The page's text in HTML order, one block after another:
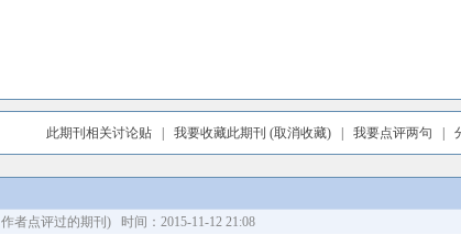
此期刊相关讨论贴| 我要收藏此期刊 (取消收藏)| 我要点评两句 |
作者点评过的期刊 ) 时间：2015-11-12 21:08